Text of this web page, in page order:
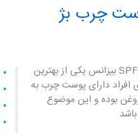
چرب بژ
فلوئید ضد آفتاب کرم پودری پوست چرب بژ طبیعی SPF50 بیزانس یکی از بهترین
افراد دارای پوست چرب به
بوده و این موضوع